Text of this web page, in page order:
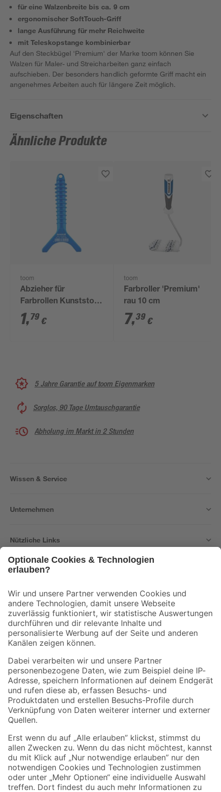
für eine Walzenbreite bis ca. 9 cm
ergonomischer SoftTouch-Griff
lange Ausführung für mehr Reichweite
mit Teleskopstange kombinierbar
Auf den Steckbügel 'Premium' der Marke toom können Sie
Walzen für Maler- und Streicharbeiten ganz einfach
aufschieben. Der besonders handlich geformte Griff macht ein
angenehmes Arbeiten auch für längere Zeit möglich.
Eigenschaften
Ähnliche Produkte
toom
Abzieher für
Farbrollen Kunststoff
blau
1,79 €
toom
Farbroller 'Premium'
rau 10 cm
7,39 €
5 Jahre Garantie auf toom Eigenmarken
Sorglos, 90 Tage Umtauschgarantie
Abholung im Markt in 2 Stunden
Wissen & Service
Unternehmen
Nützliche Links
Der toom Newsletter: Keine Angebote und Aktionen mehr verpassen!
Zur Newsletter Anmeldung
Folge uns
Zahlungsarten Versandarten
Sicher einkaufen
Jetzt die toom-App herunterladen